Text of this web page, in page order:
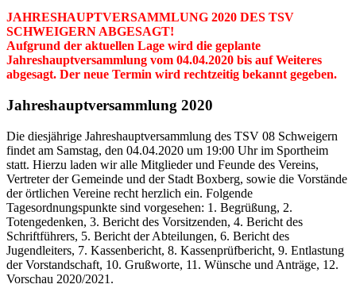
JAHRESHAUPTVERSAMMLUNG 2020 DES TSV
SCHWEIGERN ABGESAGT!
Aufgrund der aktuellen Lage wird die geplante
Jahreshauptversammlung vom 04.04.2020 bis auf Weiteres
abgesagt. Der neue Termin wird rechtzeitig bekannt gegeben.
Jahreshauptversammlung 2020
Die diesjährige Jahreshauptversammlung des TSV 08 Schweigern
findet am Samstag, den 04.04.2020 um 19:00 Uhr im Sportheim
statt. Hierzu laden wir alle Mitglieder und Feunde des Vereins,
Vertreter der Gemeinde und der Stadt Boxberg, sowie die Vorstände
der örtlichen Vereine recht herzlich ein. Folgende
Tagesordnungspunkte sind vorgesehen: 1. Begrüßung, 2.
Totengedenken, 3. Bericht des Vorsitzenden, 4. Bericht des
Schriftführers, 5. Bericht der Abteilungen, 6. Bericht des
Jugendleiters, 7. Kassenbericht, 8. Kassenprüfbericht, 9. Entlastung
der Vorstandschaft, 10. Grußworte, 11. Wünsche und Anträge, 12.
Vorschau 2020/2021.